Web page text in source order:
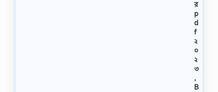
র
p
d
f
২
০
২
৩
,
B